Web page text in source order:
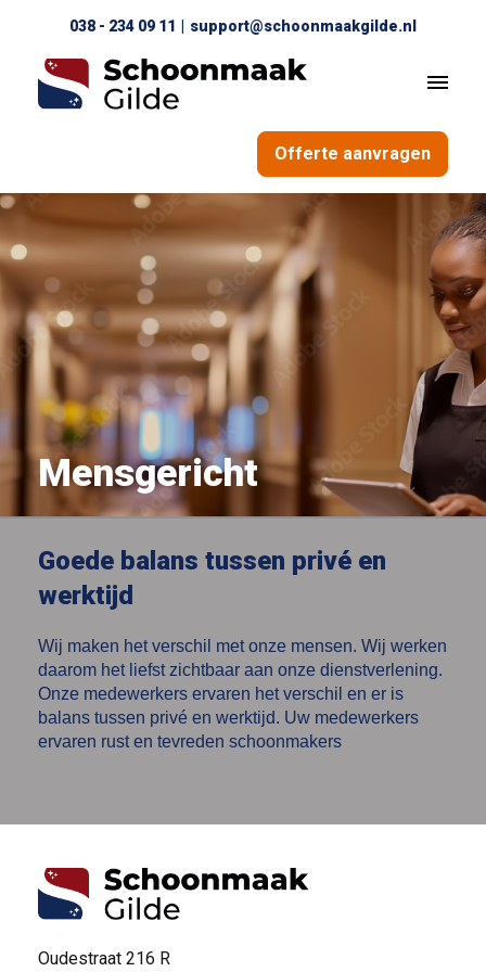
038 - 234 09 11 support@schoonmaakgilde.nl
Offerte aanvragen
Mensgericht
Goede balans tussen privé en
werktijd
Wij maken het verschil met onze mensen. Wij werken
daarom het liefst zichtbaar aan onze dienstverlening.
Onze medewerkers ervaren het verschil en er is
balans tussen privé en werktijd. Uw medewerkers
ervaren rust en tevreden schoonmakers
Oudestraat 216 R